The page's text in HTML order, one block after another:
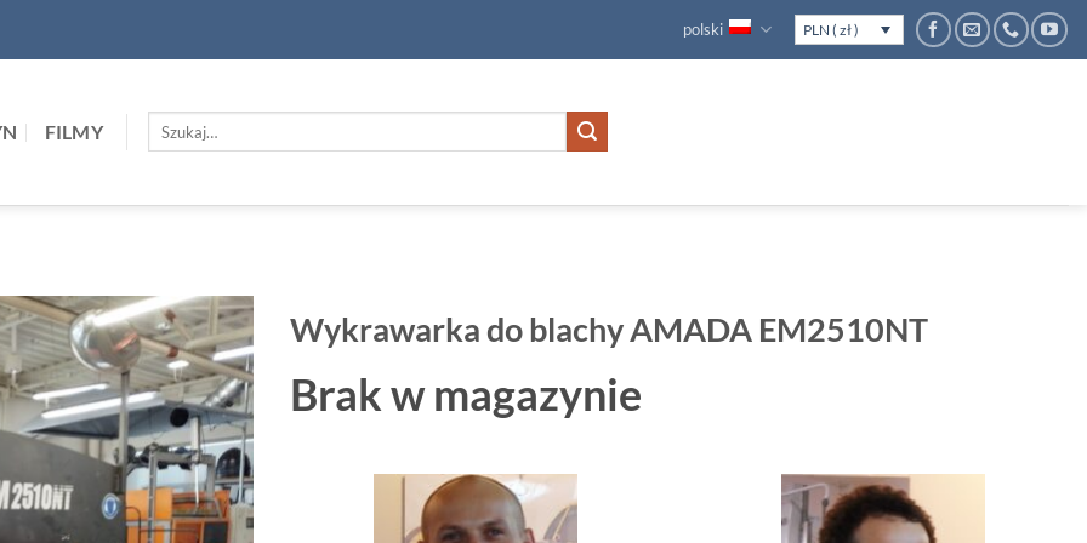
polski PLN ( zł )
FILMY Szukaj:
Wykrawarka do blachy AMADA EM2510NT
Brak w magazynie